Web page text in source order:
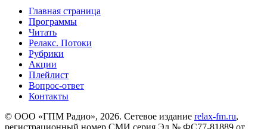
Главная страница
Программы
Читать
Релакс. Потоки
Рубрики
Акции
Плейлист
Вопрос-ответ
Контакты
© ООО «ГПМ Радио», 2026. Сетевое издание relax-fm.ru,
регистрационный номер СМИ серия Эл № ФС77-81889 от